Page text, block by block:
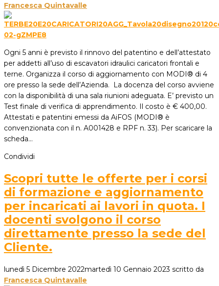
Francesca Quintavalle
Ogni 5 anni è previsto il rinnovo del patentino e dell’attestato
per addetti all’uso di escavatori idraulici caricatori frontali e
terne. Organizza il corso di aggiornamento con MODI® di 4
ore presso la sede dell’Azienda. La docenza del corso avviene
con la disponibilità di una sala riunioni adeguata. E’ previsto un
Test finale di verifica di apprendimento. Il costo è € 400,00.
Attestati e patentini emessi da AiFOS (MODI® è
convenzionata con il n. A001428 e RPF n. 33). Per scaricare la
scheda…
Condividi
Scopri tutte le offerte per i corsi
di formazione e aggiornamento
per incaricati ai lavori in quota. I
docenti svolgono il corso
direttamente presso la sede del
Cliente.
lunedì 5 Dicembre 2022martedì 10 Gennaio 2023 scritto da
Francesca Quintavalle